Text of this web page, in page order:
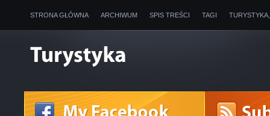
STRONA GŁÓWNA ARCHIWUM SPIS TREŚCI TAGI